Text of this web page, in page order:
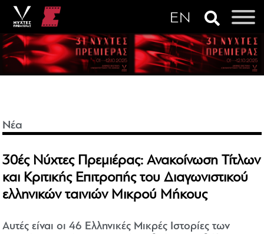
Νέα
30ές Νύχτες Πρεμιέρας: Ανακοίνωση Τίτλων
και Κριτικής Επιτροπής του Διαγωνιστικού
ελληνικών ταινιών Μικρού Μήκους
Αυτές είναι οι 46 Ελληνικές Μικρές Ιστορίες των